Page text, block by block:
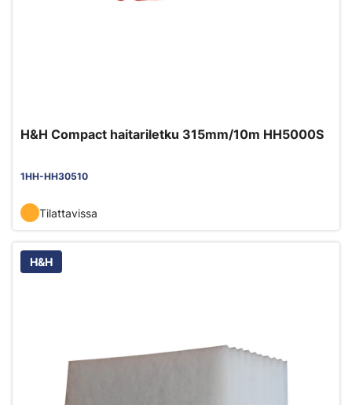
H&H Compact haitariletku 315mm/10m HH5000S
1HH-HH30510
Tilattavissa
H&H